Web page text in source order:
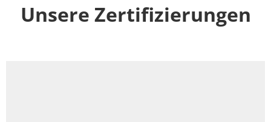
Unsere Zertifizierungen